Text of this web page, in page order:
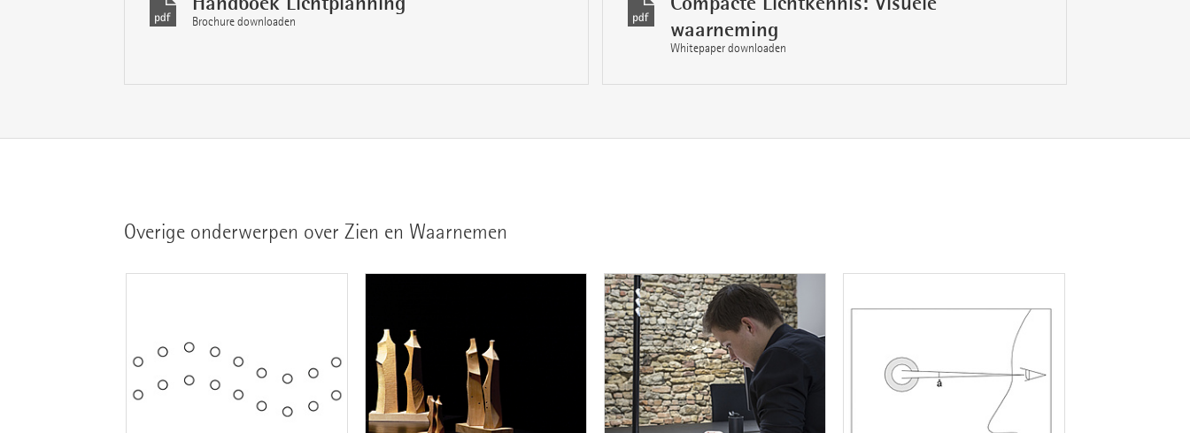
Brochure downloaden
waarneming
Whitepaper downloaden
Overige onderwerpen over Zien en Waarnemen